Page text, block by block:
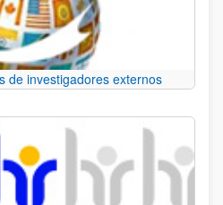
de investigadores externos